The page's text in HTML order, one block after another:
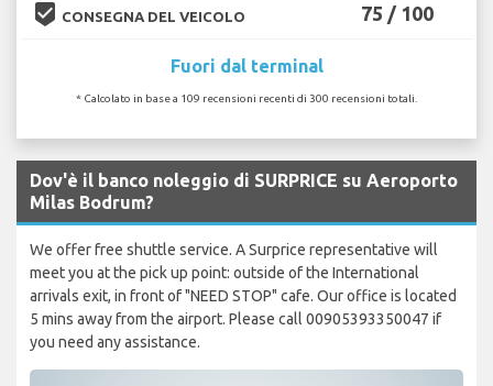
beenhere CONSEGNA DEL VEICOLO 75 / 100
Fuori dal terminal
* Calcolato in base a 109 recensioni recenti di 300 recensioni totali.
Dov'è il banco noleggio di SURPRICE su Aeroporto
Milas Bodrum?
We offer free shuttle service. A Surprice representative will
meet you at the pick up point: outside of the International
arrivals exit, in front of "NEED STOP" cafe. Our office is located
5 mins away from the airport. Please call 00905393350047 if
you need any assistance.